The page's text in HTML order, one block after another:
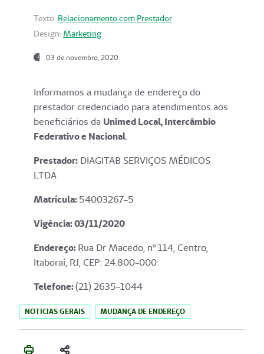
Texto: Relacionamento com Prestador
Design: Marketing
03 de novembro, 2020
Informamos a mudança de endereço do
prestador credenciado para atendimentos aos
beneficiários da Unimed Local, Intercâmbio
Federativo e Nacional.
Prestador: DIAGITAB SERVIÇOS MÉDICOS
LTDA
Matrícula:54003267-5
Vigência: 03/11/2020
Endereço:Rua Dr Macedo, nº 114, Centro,
Itaboraí, RJ, CEP: 24.800-000
Telefone:(21) 2635-1044
NOTICIAS GERAIS MUDANÇA DE ENDEREÇO